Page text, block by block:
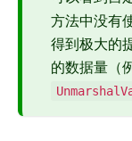
方法中没有
得到极大的
的数据量（